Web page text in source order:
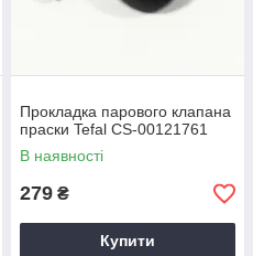
Прокладка парового клапана
праски Tefal CS-00121761
В наявності
279 ₴
Купити